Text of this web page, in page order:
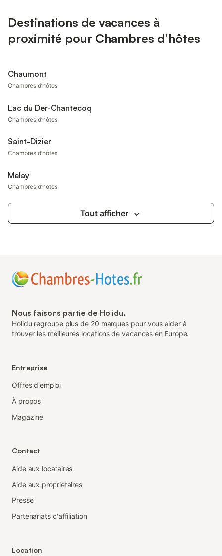
Destinations de vacances à
proximité pour Chambres d’hôtes
Chaumont
Chambres d’hôtes
Lac du Der-Chantecoq
Chambres d’hôtes
Saint-Dizier
Chambres d’hôtes
Melay
Chambres d’hôtes
Tout afficher
Nous faisons partie de Holidu.
Holidu regroupe plus de 20 marques pour vous aider à
trouver les meilleures locations de vacances en Europe.
Entreprise
Offres d'emploi
À propos
Magazine
Contact
Aide aux locataires
Aide aux propriétaires
Presse
Partenariats d'affiliation
Location